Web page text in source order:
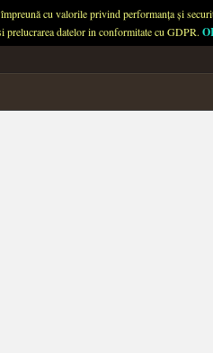
cu valorile privind performanța și
prelucrarea datelor in conformitate cu GDPR.